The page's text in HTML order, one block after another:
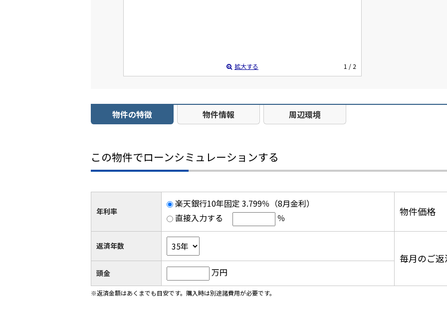
拡大する 1 / 2
物件の特徴 物件情報 周辺環境
この物件でローンシミュレーションする
年利率
楽天銀行10年固定 3.799％（8月金利）
直接入力する
％ 物件価格
返済年数
毎月のご
頭金 万円
※返済金額はあくまでも目安です。購入時は別途諸費用が必要です。